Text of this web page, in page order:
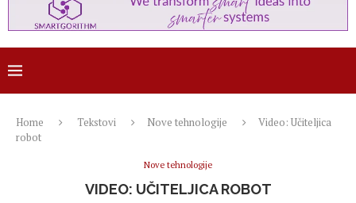
Home Tekstovi Nove tehnologije
Video: Učiteljica
robot
Nove tehnologije
VIDEO: UČITELJICA ROBOT